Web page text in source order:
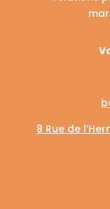
8 Rue de